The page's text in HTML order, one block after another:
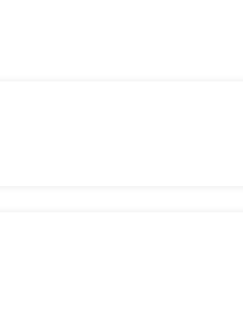
sans complications.
du marché.
des plateformes et des dApps.